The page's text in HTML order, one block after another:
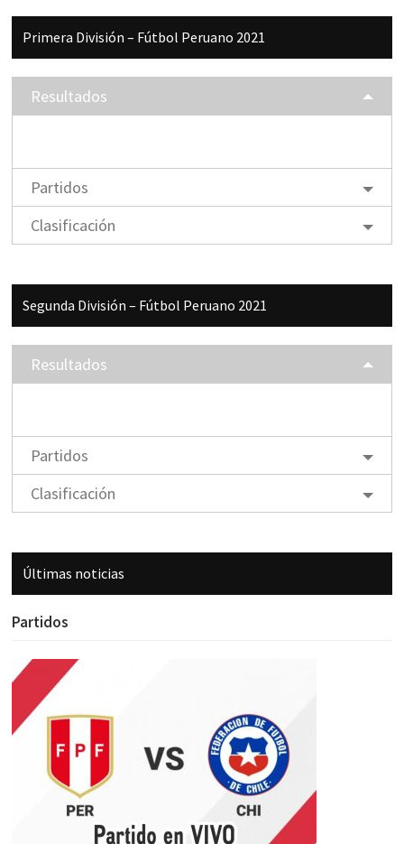
Barra
lateral
principal
Primera División – Fútbol Peruano 2021
Resultados
Partidos
Clasificación
Segunda División – Fútbol Peruano 2021
Resultados
Partidos
Clasificación
Últimas noticias
Partidos